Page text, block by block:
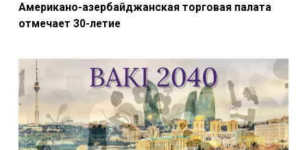
Американо-азербайджанская торговая палата
отмечает 30-летие